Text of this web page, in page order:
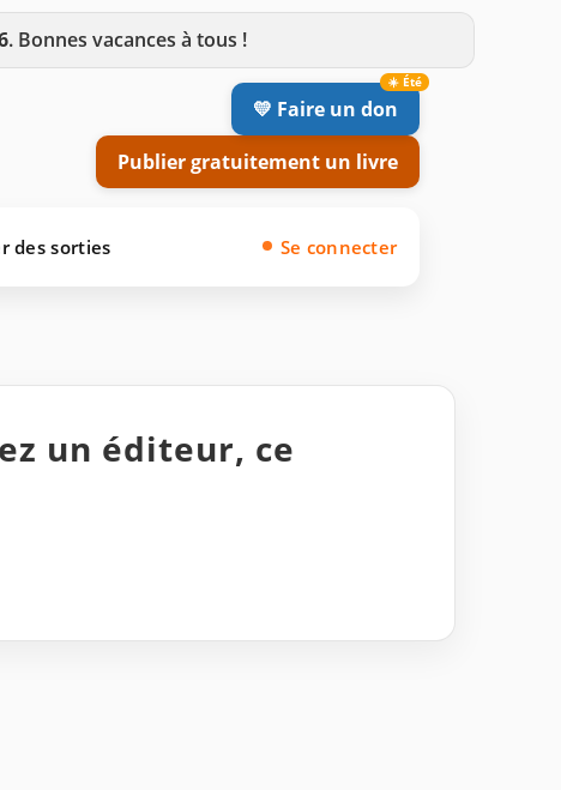
. Bonnes vacances à tous !
💛 Faire un don
Publier gratuitement un livre
des sorties Se connecter
un éditeur, ce